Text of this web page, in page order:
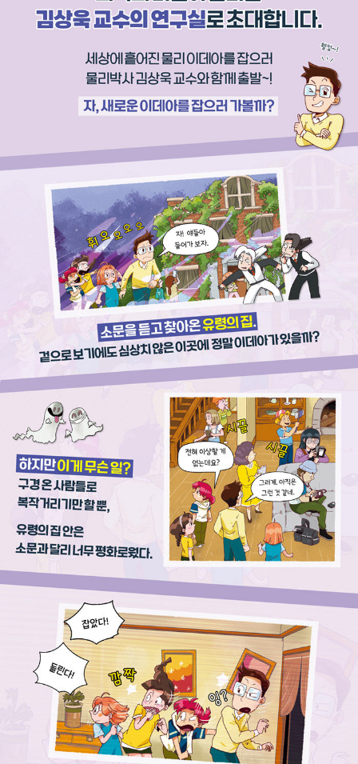
출간 제안을 받았을 때, 과학학습만화 시리즈를 틈틈이 읽던 저의
어린시절이 떠올랐습니다. 공룡과 곤충 이야기에는 흠뻑 빠졌지
만, 물리를 다룬 이야기는 지루했던 기억이 납니다. 당시 물리 이
야기도 공룡이나 곤충처럼 재미있게 읽었다면 좀 더 일찍 물리학
자의 꿈을 키울 수 있지 않았을까하는 상상도 해봅니다.
이 시리즈를 준비하며 저와 강신철 박사가 꼭 다뤄야 할 물리 개
념을 정리했고, 그것을 바탕으로 김하연 작가가 어린이들이 정말
좋아할 이야기를 만들었습니다. 제가 등장하여 아이들과 미스터
리를 풀어간다는 설정이 특히 마음에 드는데, 그 과정에서 중요한
물리 개념이 하나씩 등장하게 됩니다. 무엇보다 정순규 작가의 삽
화가 너무 멋지고 사랑스러워서 더욱 몰입할 수 있을 거라고 기대
합니다. 최선을 다해 만든 이 책을 읽고 많은 어린이들이 물리와
사랑에 빠지는 계기가 되길 기원합니다.